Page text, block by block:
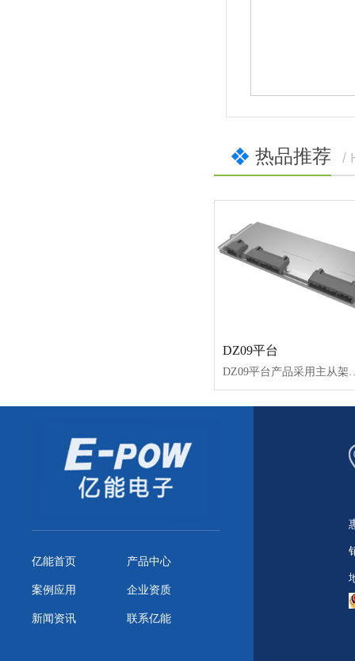
热品推荐 /
DZ09平台
亿能首页 产品中心
案例应用 企业资质
新闻资讯 联系亿能